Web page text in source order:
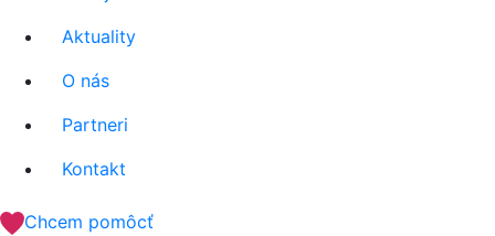
Aktuality
O nás
Partneri
Kontakt
Chcem pomôcť